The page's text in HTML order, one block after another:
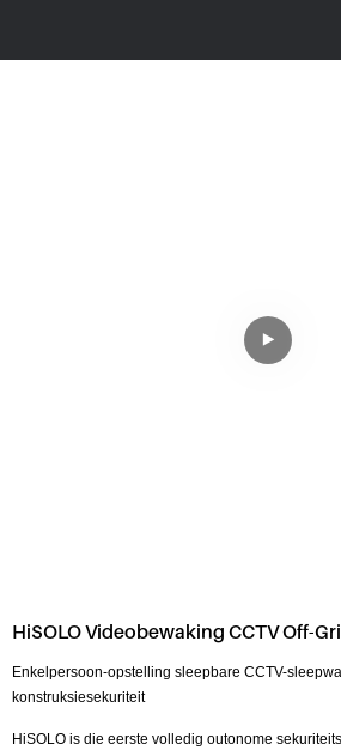
HiSOLO Videobewaking CCTV Off-
Enkelpersoon-opstelling sleepbare CCTV-
konstruksiesekuriteit
HiSOLO is die eerste volledig outonome